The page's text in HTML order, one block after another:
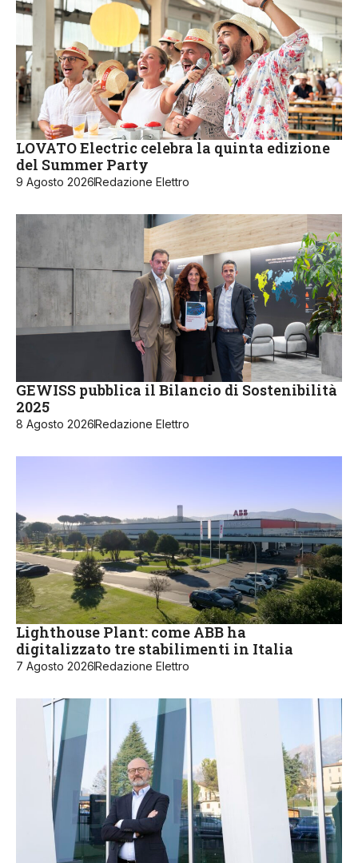
LOVATO Electric celebra la quinta edizione
del Summer Party
9 Agosto 2026Redazione Elettro
GEWISS pubblica il Bilancio di Sostenibilità
2025
8 Agosto 2026Redazione Elettro
Lighthouse Plant: come ABB ha
digitalizzato tre stabilimenti in Italia
7 Agosto 2026Redazione Elettro